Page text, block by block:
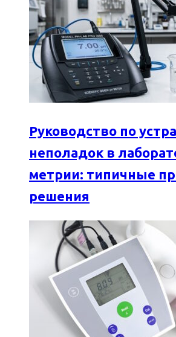
Руководство по
неполадок в
метрии: типичные
решения